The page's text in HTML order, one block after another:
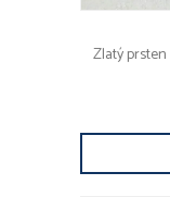
Zlatý